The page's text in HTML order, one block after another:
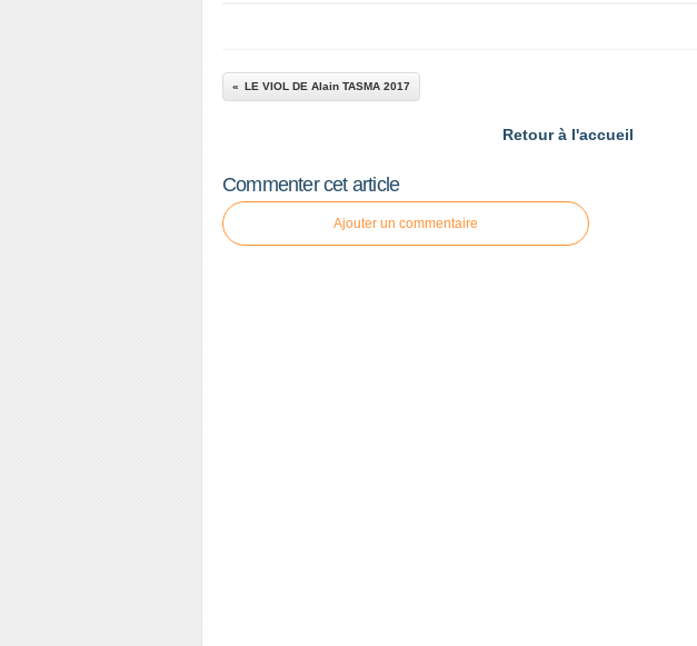
LE VIOL DE Alain TASMA 2017
Retour à l'accueil
Commenter cet article
Ajouter un commentaire